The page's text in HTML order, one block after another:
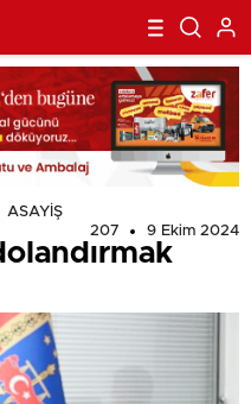
ASAYİŞ
207
9 Ekim 2024